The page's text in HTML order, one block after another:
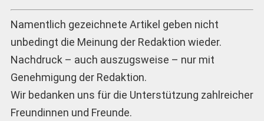
Namentlich gezeichnete Artikel geben nicht
unbedingt die Meinung der Redaktion wieder.
Nachdruck – auch auszugsweise – nur mit
Genehmigung der Redaktion.
Wir bedanken uns für die Unterstützung zahlreicher
Freundinnen und Freunde.